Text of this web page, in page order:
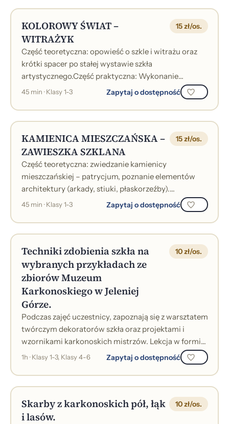
KOLOROWY ŚWIAT –
WITRAŻYK
15 zł/os.
Część teoretyczna: opowieść o szkle i witrażu oraz
krótki spacer po stałej wystawie szkła
artystycznego.Część praktyczna: Wykonanie
kompozycji z kolorowych, prześwitujących materia...
45 min · Klasy 1-3 Zapytaj o dostępność
KAMIENICA MIESZCZAŃSKA –
ZAWIESZKA SZKLANA
15 zł/os.
Część teoretyczna: zwiedzanie kamienicy
mieszczańskiej – patrycjum, poznanie elementów
architektury (arkady, stiuki, płaskorzeźby).
Przybliżenie postaci kupców m.in. Daniela von Bu...
45 min · Klasy 1-3 Zapytaj o dostępność
Techniki zdobienia szkła na
wybranych przykładach ze
zbiorów Muzeum
Karkonoskiego w Jeleniej
Górze.
10 zł/os.
Podczas zajęć uczestnicy, zapoznają się z warsztatem
twórczym dekoratorów szkła oraz projektami i
wzornikami karkonoskich mistrzów. Lekcja w formie
prelekcji z prezentacją multimed...
1h · Klasy 1-3, Klasy 4-6 Zapytaj o dostępność
Skarby z karkonoskich pół, łąk
i lasów.
10 zł/os.